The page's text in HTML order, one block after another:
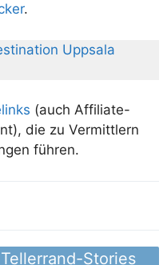
.
Uppsala
(auch Affiliate-
die zu Vermittlern
führen.
Stories